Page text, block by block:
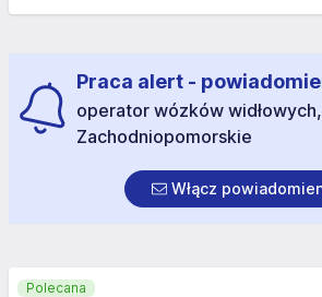
Praca alert -
operator wózków widłowych,
Zachodniopomorskie
Włącz
Polecana